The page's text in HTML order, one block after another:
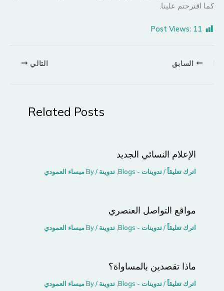
كما اقترحتم علينا.
Post Views: 11
السابق التالي
Related Posts
الإعلام النسائي الجديد
اترك تعليقاً /تدوينات - Blogs ,تدوينة / By ميساء العمودي
مواقع التواصل اﻟﻌﻨﺼﺮي
اترك تعليقاً /تدوينات - Blogs ,تدوينة / By ميساء العمودي
ماذا تقصدين بالمساواة؟
اترك تعليقاً /تدوينات - Blogs ,تدوينة / By ميساء العمودي